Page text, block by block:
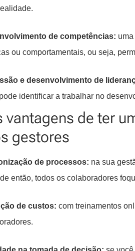
de competências:
ou comportamentais, ou seja,
e desenvolvimento de
identificar a trabalhar no
vantagens de ter
gestores
de processos: na sua
então, todos os colaboradores
de custos: com treinamentos